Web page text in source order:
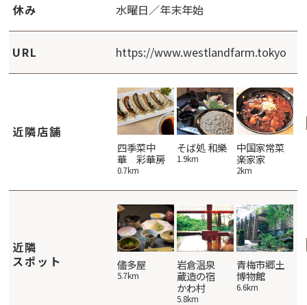
休み 水曜日／年末年始
URL https://www.westlandfarm.tokyo
近隣店舗
四季菜中
華 彩華房
0.7km
そば処 和樂
1.9km
中国家常菜
楽家家
2km
近隣
スポット
おばキャ
五日市郷土
儘多屋
5.7km
岩倉温泉
蔵造の宿
かわ村
5.8km
青梅市郷土
博物館
6.6km